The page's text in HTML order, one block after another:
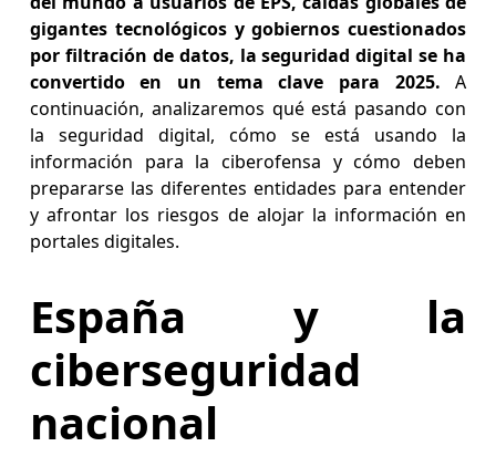
gigantes tecnológicos y gobiernos cuestionados
por filtración de datos, la seguridad digital se ha
convertido en un tema clave para 2025.A
continuación, analizaremos qué está pasando con
la seguridad digital, cómo se está usando la
información para la ciberofensa y cómo deben
prepararse las diferentes entidades para entender
y afrontar los riesgos de alojar la información en
portales digitales.
España y la
ciberseguridad
nacional